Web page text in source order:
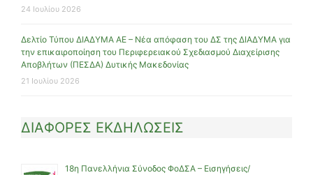
24 Ιουλίου 2026
Δελτίο Τύπου ΔΙΑΔΥΜΑ ΑΕ – Νέα απόφαση του ΔΣ της ΔΙΑΔΥΜΑ για
την επικαιροποίηση του Περιφερειακού Σχεδιασμού Διαχείρισης
Αποβλήτων (ΠΕΣΔΑ) Δυτικής Μακεδονίας
21 Ιουλίου 2026
ΔΙΑΦΟΡΕΣ ΕΚΔΗΛΩΣΕΙΣ
18η Πανελλήνια Σύνοδος ΦοΔΣΑ – Εισηγήσεις/